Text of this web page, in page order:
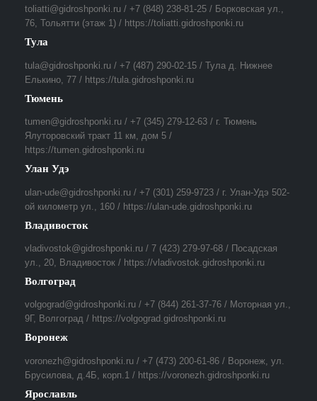
toliatti@gidroshponki.ru / +7 (848) 238-81-25 / Борковская ул.,
76, Тольятти (этаж 1) / https://toliatti.gidroshponki.ru
Тула
tula@gidroshponki.ru / +7 (487) 290-02-15 / Тула д. Нижнее
Елькино, 77 / https://tula.gidroshponki.ru
Тюмень
tumen@gidroshponki.ru / +7 (345) 279-12-63 / г. Тюмень
Ялуторовский тракт 11 км, дом 5 /
https://tumen.gidroshponki.ru
Улан Удэ
ulan-ude@gidroshponki.ru / +7 (301) 259-9723 / г. Улан-Удэ 502-
ой километр ул., 160 / https://ulan-ude.gidroshponki.ru
Владивосток
vladivostok@gidroshponki.ru / 7 (423) 279-97-68 / Посадская
ул., 20, Владивосток / https://vladivostok.gidroshponki.ru
Волгоград
volgograd@gidroshponki.ru / +7 (844) 261-37-76 / Моторная ул.,
9Г, Волгоград / https://volgograd.gidroshponki.ru
Воронеж
voronezh@gidroshponki.ru / +7 (473) 200-61-86 / Воронеж, ул.
Брусилова, д.4Б, корп.1 / https://voronezh.gidroshponki.ru
Ярославль